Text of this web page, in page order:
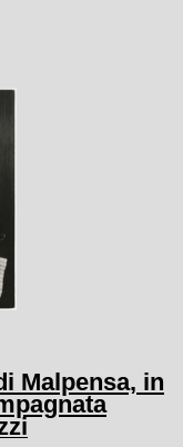
Malpensa, in